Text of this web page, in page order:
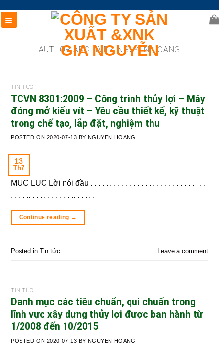
to
content
AUTHOR ARCHIVES: NGUYEN HOANG
TIN TỨC
TCVN 8301:2009 – Công trình thủy lợi – Máy
đóng mở kiểu vít – Yêu cầu thiết kế, kỹ thuật
trong chế tạo, lắp đặt, nghiệm thu
POSTED ON 2020-07-13 BY NGUYEN HOANG
13
Th7
MỤC LỤC Lời nói đầu . . . . . . . . . . . . . . . . . . . . . . . . . . . . . .
. . . . .. . . . . . . . . . . .. . . . . .
Continue reading →
Posted in Tin tức Leave a comment
TIN TỨC
Danh mục các tiêu chuẩn, qui chuẩn trong
lĩnh vực xây dựng thủy lợi được ban hành từ
1/2008 đến 10/2015
POSTED ON 2020-07-13 BY NGUYEN HOANG